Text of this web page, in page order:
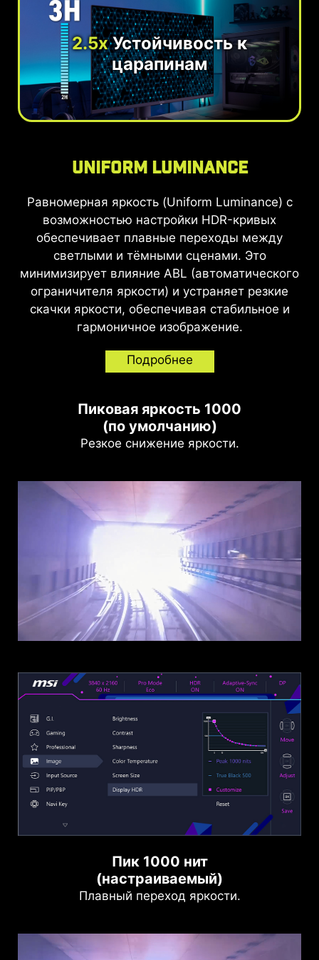
2.5xУстойчивость к
царапинам
Uniform Luminance
Равномерная яркость (Uniform Luminance) с
возможностью настройки HDR-кривых
обеспечивает плавные переходы между
светлыми и тёмными сценами. Это
минимизирует влияние ABL (автоматического
ограничителя яркости) и устраняет резкие
скачки яркости, обеспечивая стабильное и
гармоничное изображение.
Подробнее
Пиковая яркость 1000
(по умолчанию)
Резкое снижение яркости.
Пик 1000 нит
(настраиваемый)
Плавный переход яркости.